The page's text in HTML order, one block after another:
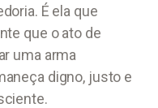
É ela que
que o ato de
uma arma
digno, justo e